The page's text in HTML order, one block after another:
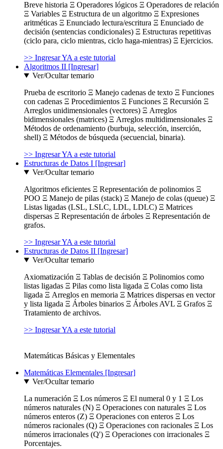
Breve historia Ξ Operadores lógicos Ξ Operadores de relación
Ξ Variables Ξ Estructura de un algoritmo Ξ Expresiones
aritméticas Ξ Enunciado lectura/escritura Ξ Enunciado de
decisión (sentencias condicionales) Ξ Estructuras repetitivas
(ciclo para, ciclo mientras, ciclo haga-mientras) Ξ Ejercicios.
>> Ingresar YA a este tutorial
Algoritmos II [Ingresar]
Ver/Ocultar temario
Prueba de escritorio Ξ Manejo cadenas de texto Ξ Funciones
con cadenas Ξ Procedimientos Ξ Funciones Ξ Recursión Ξ
Arreglos unidimensionales (vectores) Ξ Arreglos
bidimensionales (matrices) Ξ Arreglos multidimensionales Ξ
Métodos de ordenamiento (burbuja, selección, inserción,
shell) Ξ Métodos de búsqueda (secuencial, binaria).
>> Ingresar YA a este tutorial
Estructuras de Datos I [Ingresar]
Ver/Ocultar temario
Algoritmos eficientes Ξ Representación de polinomios Ξ
POO Ξ Manejo de pilas (stack) Ξ Manejo de colas (queue) Ξ
Listas ligadas (LSL, LSLC, LDL, LDLC) Ξ Matrices
dispersas Ξ Representación de árboles Ξ Representación de
grafos.
>> Ingresar YA a este tutorial
Estructuras de Datos II [Ingresar]
Ver/Ocultar temario
Axiomatización Ξ Tablas de decisión Ξ Polinomios como
listas ligadas Ξ Pilas como lista ligada Ξ Colas como lista
ligada Ξ Arreglos en memoria Ξ Matrices dispersas en vector
y lista ligada Ξ Árboles binarios Ξ Árboles AVL Ξ Grafos Ξ
Tratamiento de archivos.
>> Ingresar YA a este tutorial
Matemáticas Básicas y Elementales
Matemáticas Elementales [Ingresar]
Ver/Ocultar temario
La numeración Ξ Los números Ξ El numeral 0 y 1 Ξ Los
números naturales (N) Ξ Operaciones con naturales Ξ Los
números enteros (Z) Ξ Operaciones con enteros Ξ Los
números racionales (Q) Ξ Operaciones con racionales Ξ Los
números irracionales (Q') Ξ Operaciones con irracionales Ξ
Porcentajes.